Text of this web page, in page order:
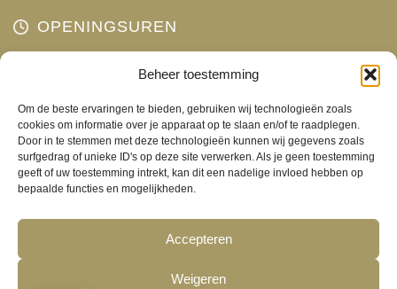
Beheer toestemming
Om de beste ervaringen te bieden, gebruiken wij technologieën zoals
cookies om informatie over je apparaat op te slaan en/of te raadplegen.
Door in te stemmen met deze technologieën kunnen wij gegevens zoals
surfgedrag of unieke ID's op deze site verwerken. Als je geen toestemming
geeft of uw toestemming intrekt, kan dit een nadelige invloed hebben op
bepaalde functies en mogelijkheden.
Accepteren
Weigeren
OPENINGSUREN
Gesloten
Woensdag
10:00 - 18:00
Donderdag
10:00 - 18:00
Vrijdag
10:00 - 18:00
Zaterdag
10:00 - 17:00
Zondag
Gesloten